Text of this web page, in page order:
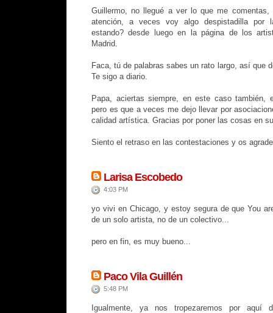
Guillermo, no llegué a ver lo que me
atención, a veces voy algo despistadilla por
estando? desde luego en la página de los
Madrid.
Faca, tú de palabras sabes un rato largo, así que
Te sigo a diario.
Papa, aciertas siempre, en este caso también,
pero es que a veces me dejo llevar por
calidad artística. Gracias por poner las cosas en
Siento el retraso en las contestaciones y os
Larisa Escobedo
4:03 PM
yo vivi en Chicago, y estoy segura de que You
de un solo artista, no de un colectivo...
pero en fin, es muy bueno...
Paco Vila Guillén
5:48 PM
Igualmente, ya nos tropezaremos por aquí